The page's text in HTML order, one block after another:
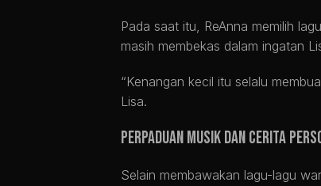
Pada saat itu, ReAnna memilih
masih membekas dalam ingatan
“Kenangan kecil itu selalu
Lisa.
Perpaduan Musik dan Cerita
Selain membawakan lagu-lagu